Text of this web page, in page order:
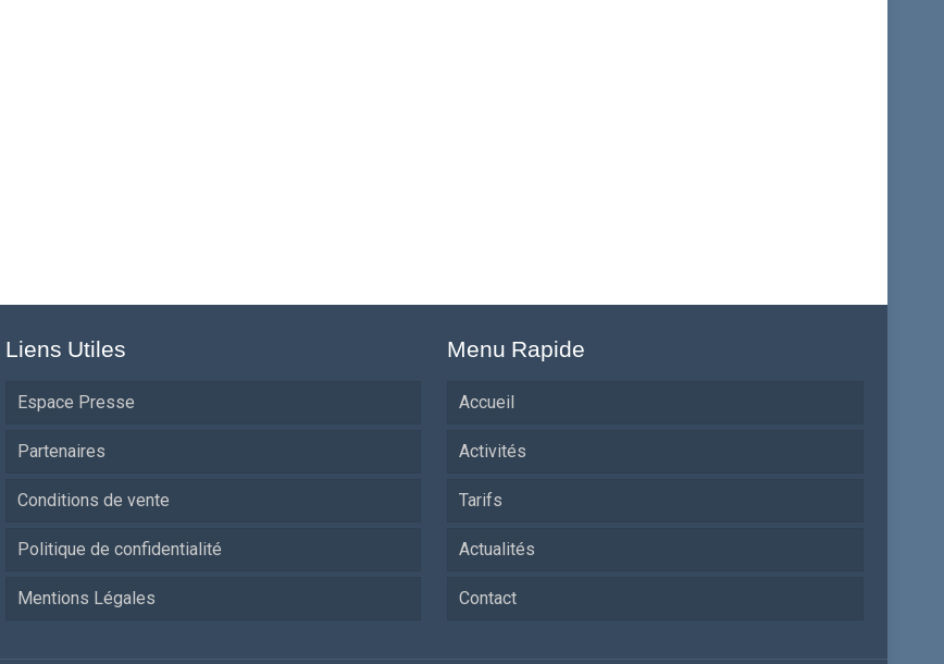
Liens Utiles
Espace Presse
Partenaires
Conditions de vente
Politique de confidentialité
Mentions Légales
Menu Rapide
Accueil
Activités
Tarifs
Actualités
Contact